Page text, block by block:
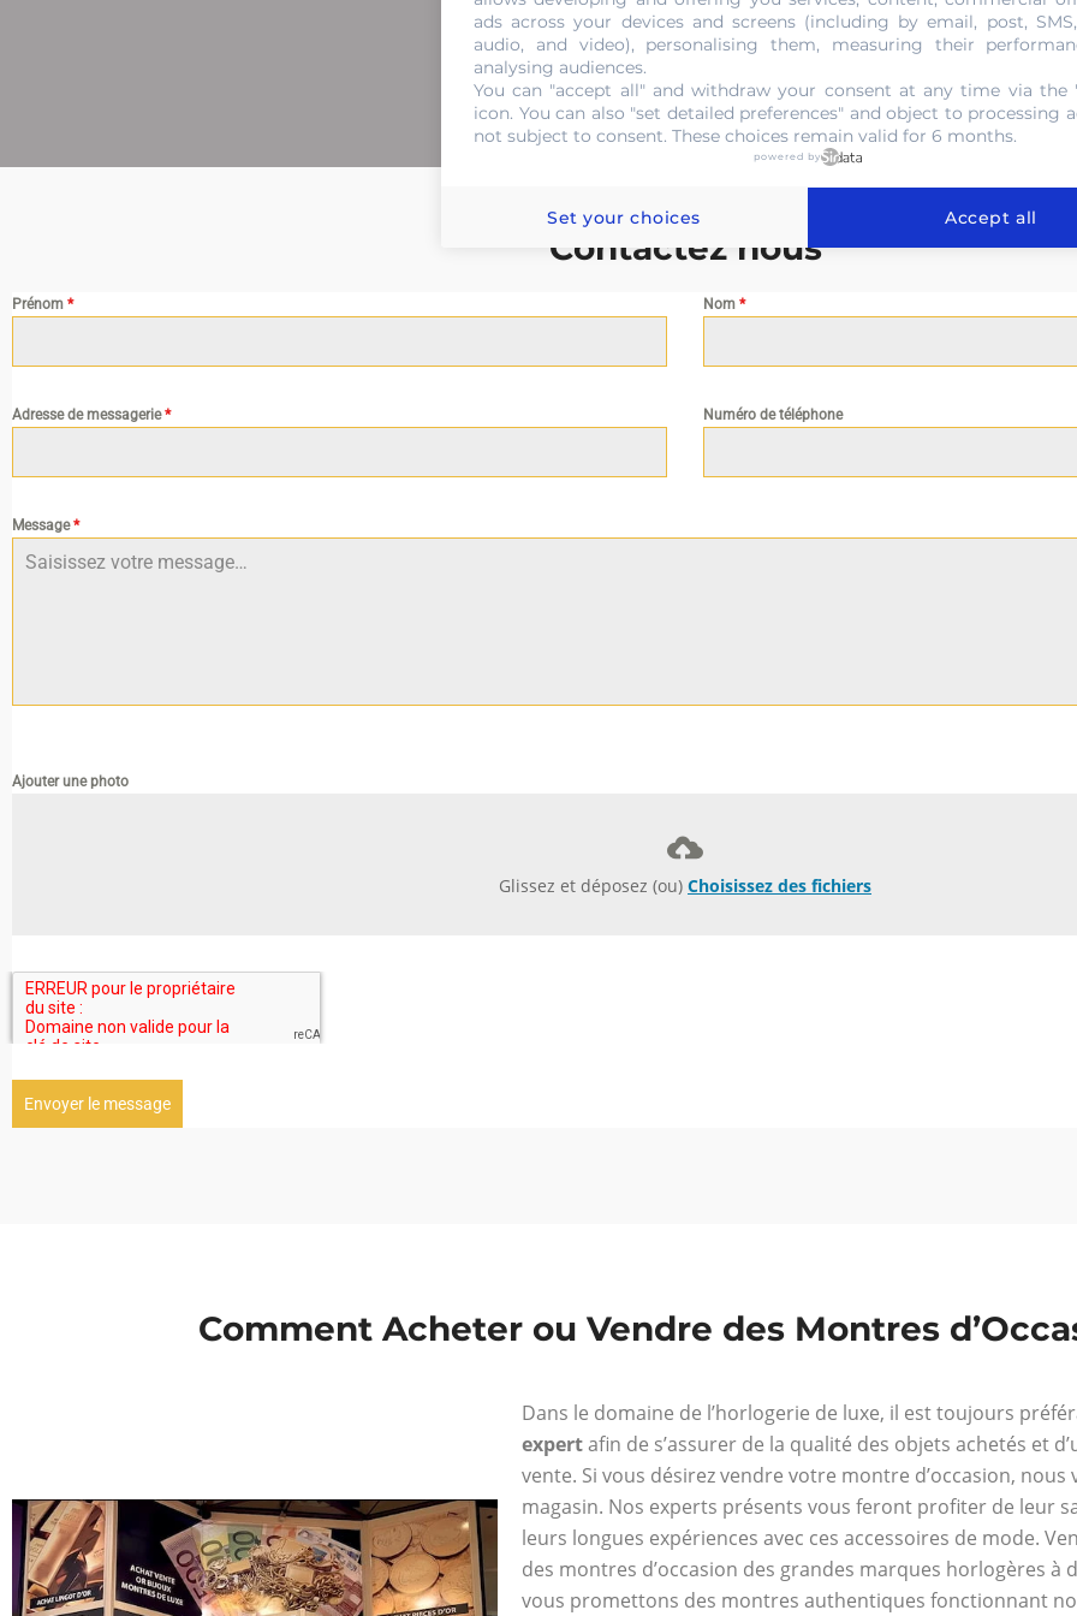
NOUS CONTACTER
Contactez nous
Prénom * Nom *
Adresse de messagerie* Numéro de téléphone
Message*
Ajouter une photo
Glissez et déposez (ou) Choisissez des fichiers
Envoyer le message
Comment Acheter ou Vendre des Montres
Dans le domaine de l’horlogerie de luxe, il est toujours
expertafin de s’assurer de la qualité des objets achetés et
vente. Si vous désirez vendre votre montre d’occasion, nous
magasin. Nos experts présents vous feront profiter de leur
leurs longues expériences avec ces accessoires de mode.
des montres d’occasion des grandes marques horlogères à
vous promettons des montres authentiques fonctionnant
ads across your devices and screens (including by email, post,
audio, and video), personalising them, measuring their
analysing audiences.
You can "accept all" and withdraw your consent at any time via the
icon. You can also "set detailed preferences" and object to processing
not subject to consent. These choices remain valid for 6 months.
powered by
Set your choices Accept all